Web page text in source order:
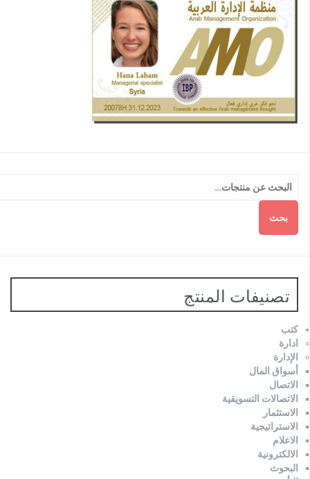
بحث
تصنيفات المنتج
كتب
ادارة
الإدارة
أسواق المال
الاتصال
الاتصالات التسويقية
الاستثمار
الاستراتيجية
الاعلام
الالكترونية
البحوث